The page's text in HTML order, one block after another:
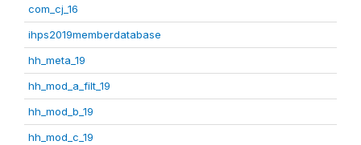
com_cj_16
ihps2019memberdatabase
hh_meta_19
hh_mod_a_filt_19
hh_mod_b_19
hh_mod_c_19